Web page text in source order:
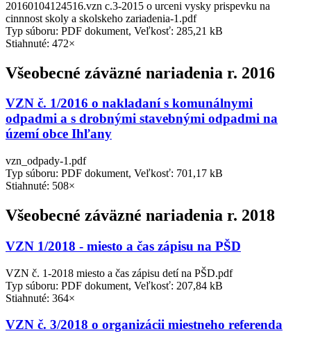
20160104124516.vzn c.3-2015 o urceni vysky prispevku na
cinnnost skoly a skolskeho zariadenia-1.pdf
Typ súboru: PDF dokument, Veľkosť: 285,21 kB
Stiahnuté: 472×
Všeobecné záväzné nariadenia r. 2016
VZN č. 1/2016 o nakladaní s komunálnymi
odpadmi a s drobnými stavebnými odpadmi na
území obce Ihľany
vzn_odpady-1.pdf
Typ súboru: PDF dokument, Veľkosť: 701,17 kB
Stiahnuté: 508×
Všeobecné záväzné nariadenia r. 2018
VZN 1/2018 - miesto a čas zápisu na PŠD
VZN č. 1-2018 miesto a čas zápisu detí na PŠD.pdf
Typ súboru: PDF dokument, Veľkosť: 207,84 kB
Stiahnuté: 364×
VZN č. 3/2018 o organizácii miestneho referenda